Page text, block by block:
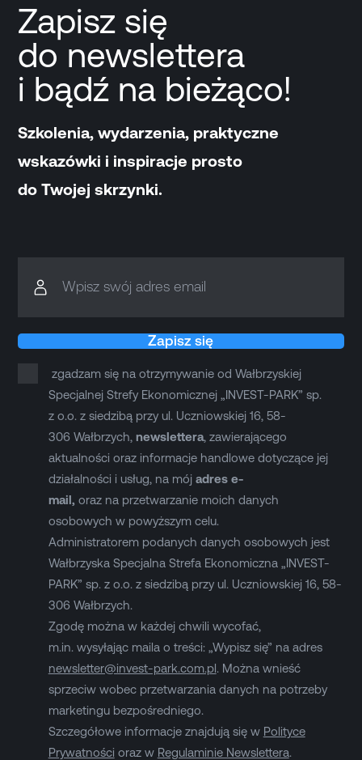
Zapisz się
do newslettera
i bądź na bieżąco!
Szkolenia, wydarzenia, praktyczne
wskazówki i inspiracje prosto
do Twojej skrzynki.
Wpisz swój adres email
Zapisz się
zgadzam się na otrzymywanie od Wałbrzyskiej
Specjalnej Strefy Ekonomicznej „INVEST-PARK” sp.
z o.o. z siedzibą przy ul. Uczniowskiej 16, 58-
306 Wałbrzych, newslettera, zawierającego
aktualności oraz informacje handlowe dotyczące jej
działalności i usług, na mój adres e-
mail, oraz na przetwarzanie moich danych
osobowych w powyższym celu.
Administratorem podanych danych osobowych jest
Wałbrzyska Specjalna Strefa Ekonomiczna „INVEST-
PARK” sp. z o.o. z siedzibą przy ul. Uczniowskiej 16, 58-
306 Wałbrzych.
Zgodę można w każdej chwili wycofać,
m.in. wysyłając maila o treści: „Wypisz się” na adres
newsletter@invest-park.com.pl. Można wnieść
sprzeciw wobec przetwarzania danych na potrzeby
marketingu bezpośredniego.
Szczegółowe informacje znajdują się w Polityce
Prywatności oraz w Regulaminie Newslettera.